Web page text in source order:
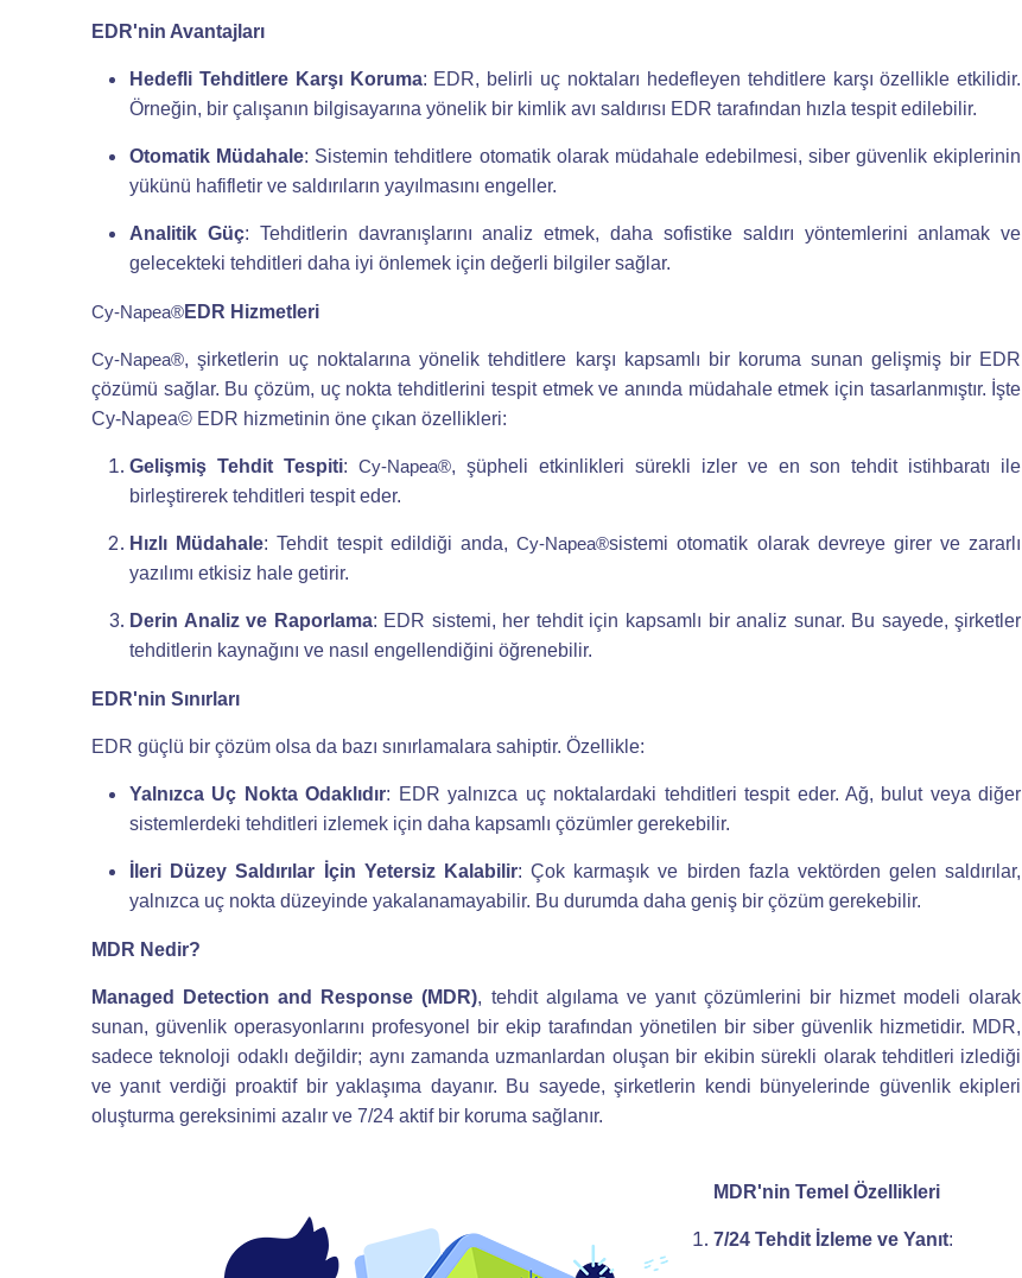
EDR'nin Avantajları
Hedefli Tehditlere Karşı Koruma: EDR, belirli uç noktaları hedefleyen tehditlere karşı özellikle etkilidir.
Örneğin, bir çalışanın bilgisayarına yönelik bir kimlik avı saldırısı EDR tarafından hızla tespit edilebilir.
Otomatik Müdahale: Sistemin tehditlere otomatik olarak müdahale edebilmesi, siber güvenlik ekiplerinin
yükünü hafifletir ve saldırıların yayılmasını engeller.
Analitik Güç: Tehditlerin davranışlarını analiz etmek, daha sofistike saldırı yöntemlerini anlamak ve
gelecekteki tehditleri daha iyi önlemek için değerli bilgiler sağlar.
Cy-Napea®EDR Hizmetleri
Cy-Napea®, şirketlerin uç noktalarına yönelik tehditlere karşı kapsamlı bir koruma sunan gelişmiş bir EDR
çözümü sağlar. Bu çözüm, uç nokta tehditlerini tespit etmek ve anında müdahale etmek için tasarlanmıştır. İşte
Cy-Napea© EDR hizmetinin öne çıkan özellikleri:
Gelişmiş Tehdit Tespiti: Cy-Napea®, şüpheli etkinlikleri sürekli izler ve en son tehdit istihbaratı ile
birleştirerek tehditleri tespit eder.
Hızlı Müdahale: Tehdit tespit edildiği anda,Cy-Napea®sistemi otomatik olarak devreye girer ve zararlı
yazılımı etkisiz hale getirir.
Derin Analiz ve Raporlama: EDR sistemi, her tehdit için kapsamlı bir analiz sunar. Bu sayede, şirketler
tehditlerin kaynağını ve nasıl engellendiğini öğrenebilir.
EDR'nin Sınırları
EDR güçlü bir çözüm olsa da bazı sınırlamalara sahiptir. Özellikle:
Yalnızca Uç Nokta Odaklıdır: EDR yalnızca uç noktalardaki tehditleri tespit eder. Ağ, bulut veya diğer
sistemlerdeki tehditleri izlemek için daha kapsamlı çözümler gerekebilir.
İleri Düzey Saldırılar İçin Yetersiz Kalabilir: Çok karmaşık ve birden fazla vektörden gelen saldırılar,
yalnızca uç nokta düzeyinde yakalanamayabilir. Bu durumda daha geniş bir çözüm gerekebilir.
MDR Nedir?
Managed Detection and Response (MDR), tehdit algılama ve yanıt çözümlerini bir hizmet modeli olarak
sunan, güvenlik operasyonlarını profesyonel bir ekip tarafından yönetilen bir siber güvenlik hizmetidir. MDR,
sadece teknoloji odaklı değildir; aynı zamanda uzmanlardan oluşan bir ekibin sürekli olarak tehditleri izlediği
ve yanıt verdiği proaktif bir yaklaşıma dayanır. Bu sayede, şirketlerin kendi bünyelerinde güvenlik ekipleri
oluşturma gereksinimi azalır ve 7/24 aktif bir koruma sağlanır.
MDR'nin Temel Özellikleri
7/24 Tehdit İzleme ve Yanıt: